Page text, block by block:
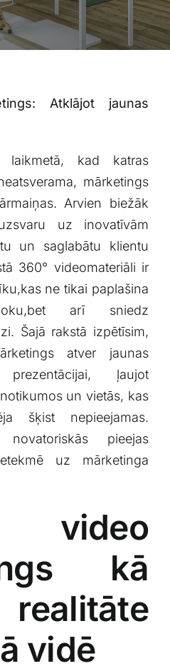
Atklājot jaunas
laikmetā, kad katras
mārketings
Arvien biežāk
uz inovatīvām
un saglabātu klientu
360° videomateriāli ir
ne tikai paplašina
arī sniedz
Šajā rakstā izpētīsim,
atver jaunas
ļaujot
un vietās, kas
šķist nepieejamas.
pieejas
uz mārketinga
video
kā
vidē